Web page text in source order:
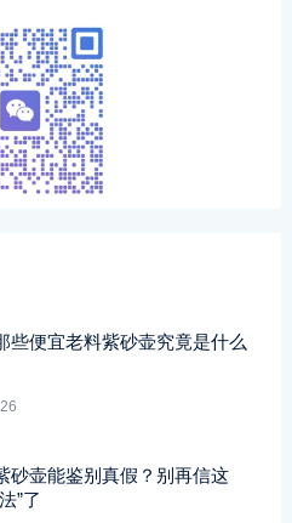
些便宜老料紫砂壶究竟是什么
砂壶能鉴别真假？别再信这
”了